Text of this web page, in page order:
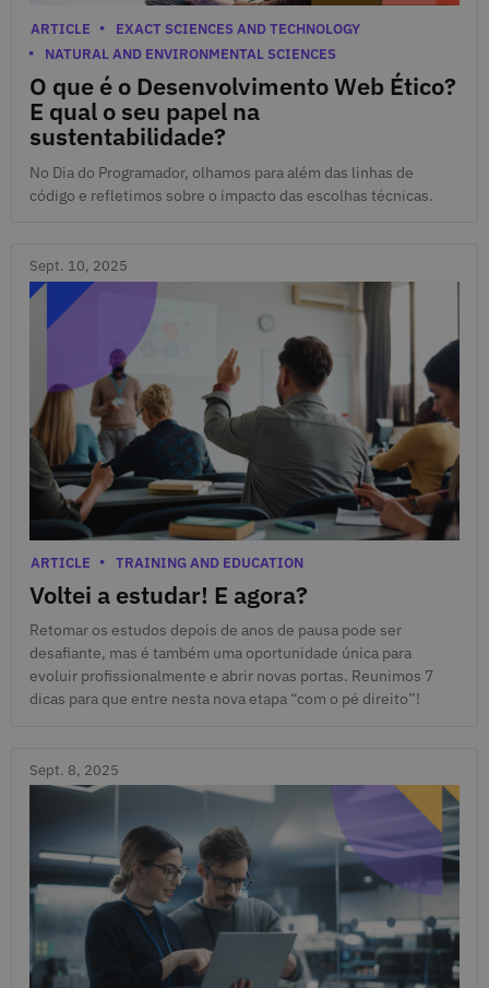
O que é o Desenvolvimento Web Ético?
E qual o seu papel na
sustentabilidade?
Sept. 13, 2025
Categories
ARTICLE
EXACT SCIENCES AND TECHNOLOGY
NATURAL AND ENVIRONMENTAL SCIENCES
No Dia do Programador, olhamos para além das linhas de
código e refletimos sobre o impacto das escolhas técnicas.
Sept. 10, 2025
Voltei a estudar! E agora?
Sept. 10, 2025
Categories
ARTICLE TRAINING AND EDUCATION
Retomar os estudos depois de anos de pausa pode ser
desafiante, mas é também uma oportunidade única para
evoluir profissionalmente e abrir novas portas. Reunimos 7
dicas para que entre nesta nova etapa “com o pé direito”!
Sept. 8, 2025